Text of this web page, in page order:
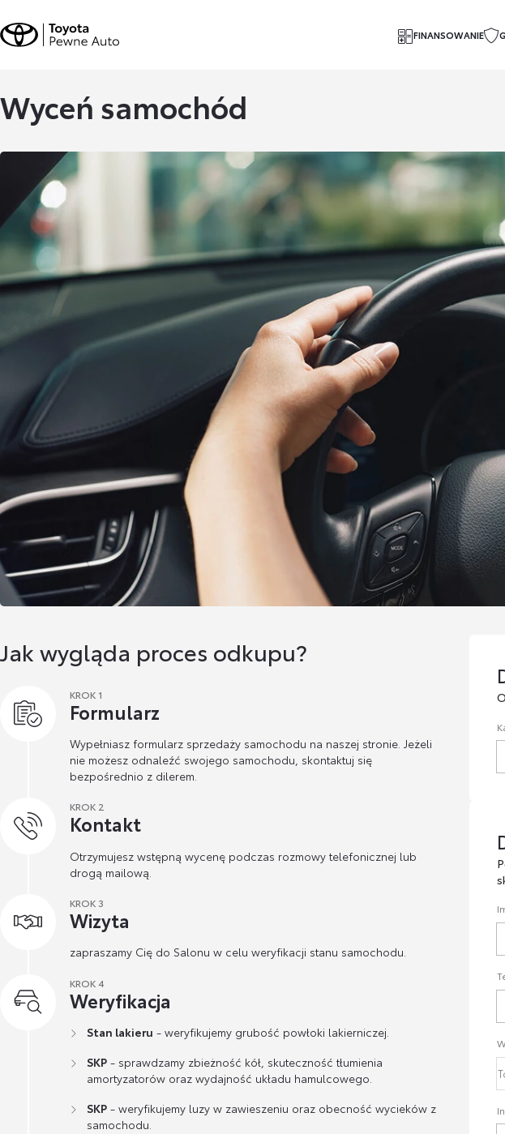
FINANSOWANIE
Wyceń samochód
Jak wygląda proces odkupu?
KROK 1
Formularz
Wypełniasz formularz sprzedaży samochodu na naszej stronie. Jeżeli
nie możesz odnaleźć swojego samochodu, skontaktuj się
bezpośrednio z dilerem.
KROK 2
Kontakt
Otrzymujesz wstępną wycenę podczas rozmowy telefonicznej lub
drogą mailową.
KROK 3
Wizyta
zapraszamy Cię do Salonu w celu weryfikacji stanu samochodu.
KROK 4
Weryfikacja
Stan lakieru - weryfikujemy grubość powłoki lakierniczej.
SKP - sprawdzamy zbieżność kół, skuteczność tłumienia
amortyzatorów oraz wydajność układu hamulcowego.
SKP - weryfikujemy luzy w zawieszeniu oraz obecność wycieków z
samochodu.